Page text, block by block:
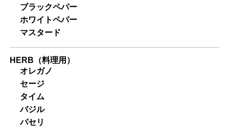
ブラックペパー
ホワイトペパー
マスタード
HERB（料理用）
オレガノ
セージ
タイム
バジル
パセリ